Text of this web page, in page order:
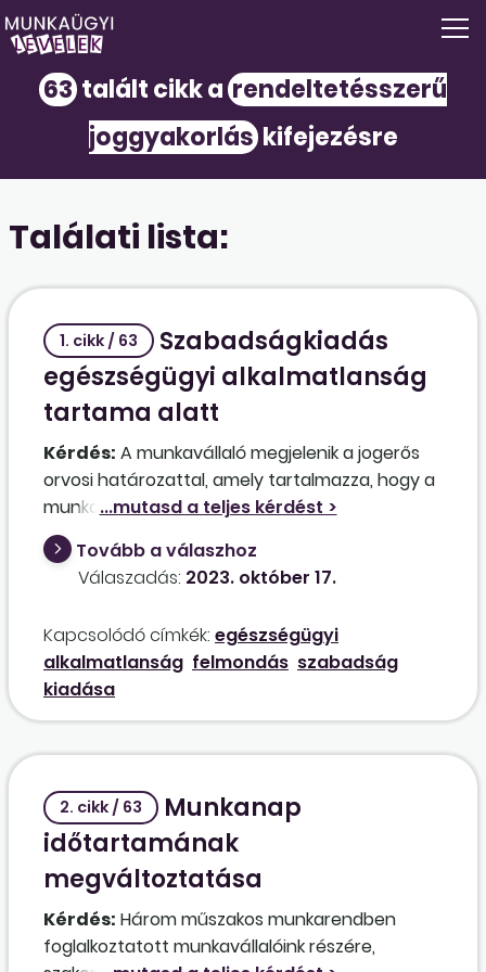
63 talált cikk a rendeltetésszerű
joggyakorláskifejezésre
Találati lista:
1. cikk / 63
Szabadságkiadás
egészségügyi alkalmatlanság
tartama alatt
Kérdés: A munkavállaló megjelenik a jogerős
orvosi határozattal, amely tartalmazza, hogy a
munkakörre egészségileg alkalmatlan. Van-e
arra törvényes lehetőség, hogy a munkáltató
másnaptól kiadja részére a tárgyévi időarányos
szabadságát, majd a szabadság leteltét
megszünteti a munkaviszonyt, ha nincs
lehetőség a további foglalkoztatására?
Tovább a válaszhoz
Válaszadás: 2023. október 17.
Kapcsolódó címkék: egészségügyi
alkalmatlanság felmondás szabadság
kiadása
2. cikk / 63
Munkanap
időtartamának
megváltoztatása
Kérdés: Három műszakos munkarendben
foglalkoztatott munkavállalóink részére,